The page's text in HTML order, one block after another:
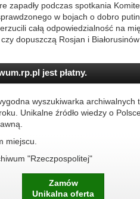
zapadły podczas spotkania
w bojach o dobro
całą odpowiedzialność na
dopuszczą Rosjan i Białorusinów
jest płatny.
wyszukiwarka archiwalnych
Unikalne źródło wiedzy o
miejscu.
"Rzeczpospolitej"
Zamów
Unikalna oferta